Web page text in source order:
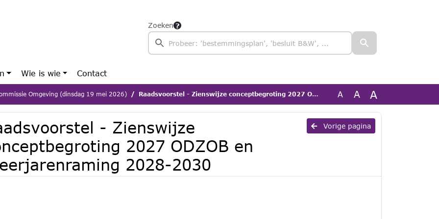
Zoeken
Wie is wie Contact
Omgeving (dinsdag 19 mei 2026) Raadsvoorstel - Zienswijze conceptbegroting 2027 ODZOB en meerjarenraming 2028-2030 A A A
Vorige pagina
- Zienswijze
2027 ODZOB en
2028-2030